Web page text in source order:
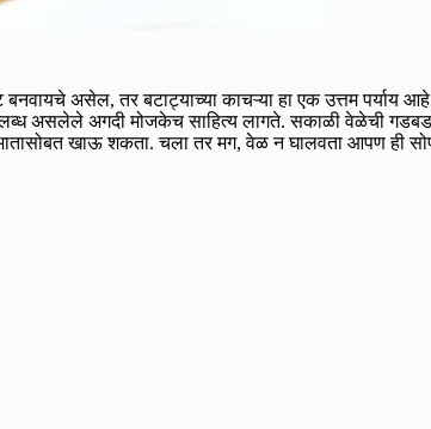
बनवायचे असेल, तर बटाट्याच्या काचऱ्या हा एक उत्तम
असलेले अगदी मोजकेच साहित्य लागते. सकाळी वेळेची
खाऊ शकता. चला तर मग, वेळ न घालवता आपण ही